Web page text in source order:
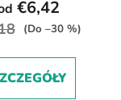
€6,42
(Do –30 %)